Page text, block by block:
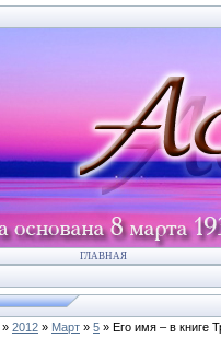
ГЛАВНАЯ
» 2012 » Март » 5 » Его имя – в книге